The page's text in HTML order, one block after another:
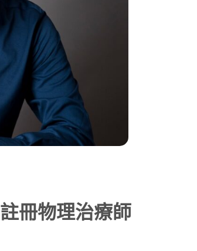
註冊物理治療師